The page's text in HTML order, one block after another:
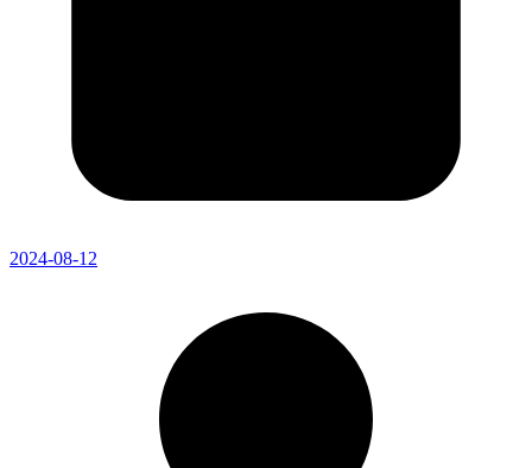
2024-08-12